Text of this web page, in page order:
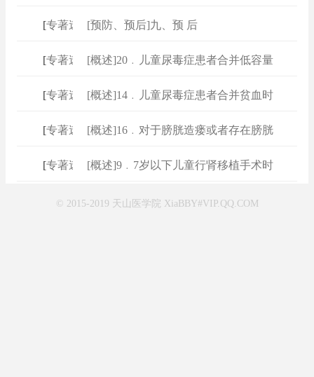
专著速查 ]
[预防、预后]九、预 后
专著速查 ]
[概述]20﹒儿童尿毒症患者合并低容量
专著速查 ]
[概述]14﹒儿童尿毒症患者合并贫血时
专著速查 ]
[概述]16﹒对于膀胱造瘘或者存在膀胱
专著速查 ]
[概述]9﹒7岁以下儿童行肾移植手术时
© 2015-2019 天山医学院 XiaBBY#VIP.QQ.COM